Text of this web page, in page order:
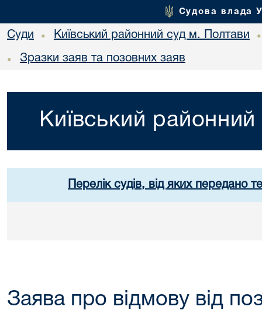
Судова влада
Суди • Київський районний суд м. Полтави •
• Зразки заяв та позовних заяв
Київський
Перелік судів, від яких передано
Заява про відмову від